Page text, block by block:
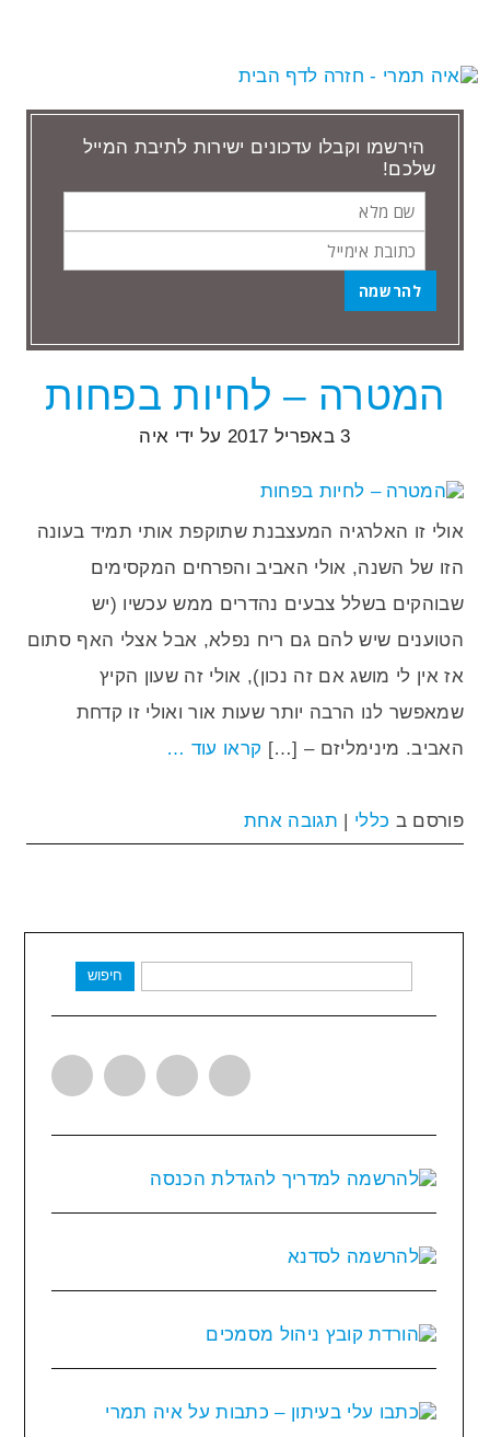
הירשמו וקבלו עדכונים ישירות לתיבת המייל
שלכם!
מלא
הודעות שתייגו ‘חג האביב’
המטרה – לחיות בפחות
3 באפריל 2017 על ידי איה
אולי זו האלרגיה המעצבנת שתוקפת אותי תמיד בעונה
הזו של השנה, אולי האביב והפרחים המקסימים
שבוהקים בשלל צבעים נהדרים ממש עכשיו (יש
הטוענים שיש להם גם ריח נפלא, אבל אצלי האף סתום
אז אין לי מושג אם זה נכון), אולי זה שעון הקיץ
שמאפשר לנו הרבה יותר שעות אור ואולי זו קדחת
האביב. מינימליזם – […] קראו עוד …
פורסם ב כללי | תגובה אחת
חיפוש